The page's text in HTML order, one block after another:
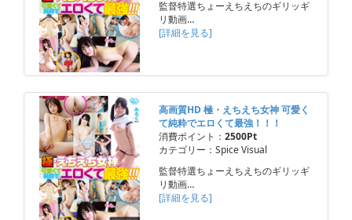
監督特選ちょーえちえちのギリッギ
リ動画…
[詳細を見る]
高画質HD 極・えちえち女神 可愛く
て純粋でエロくて最強！！！
消費ポイント： 2500Pt
カテゴリー：Spice Visual
監督特選ちょーえちえちのギリッギ
リ動画…
[詳細を見る]